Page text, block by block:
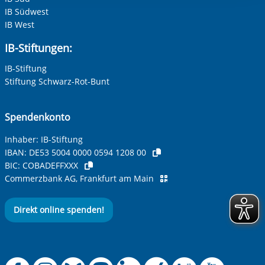
IB Südwest
IB West
IB-Stiftungen:
IB-Stiftung
Stiftung Schwarz-Rot-Bunt
Spendenkonto
Inhaber: IB-Stiftung
IBAN: DE53 5004 0000 0594 1208 00
BIC: COBADEFFXXX
Commerzbank AG, Frankfurt am Main
Direkt online spenden!